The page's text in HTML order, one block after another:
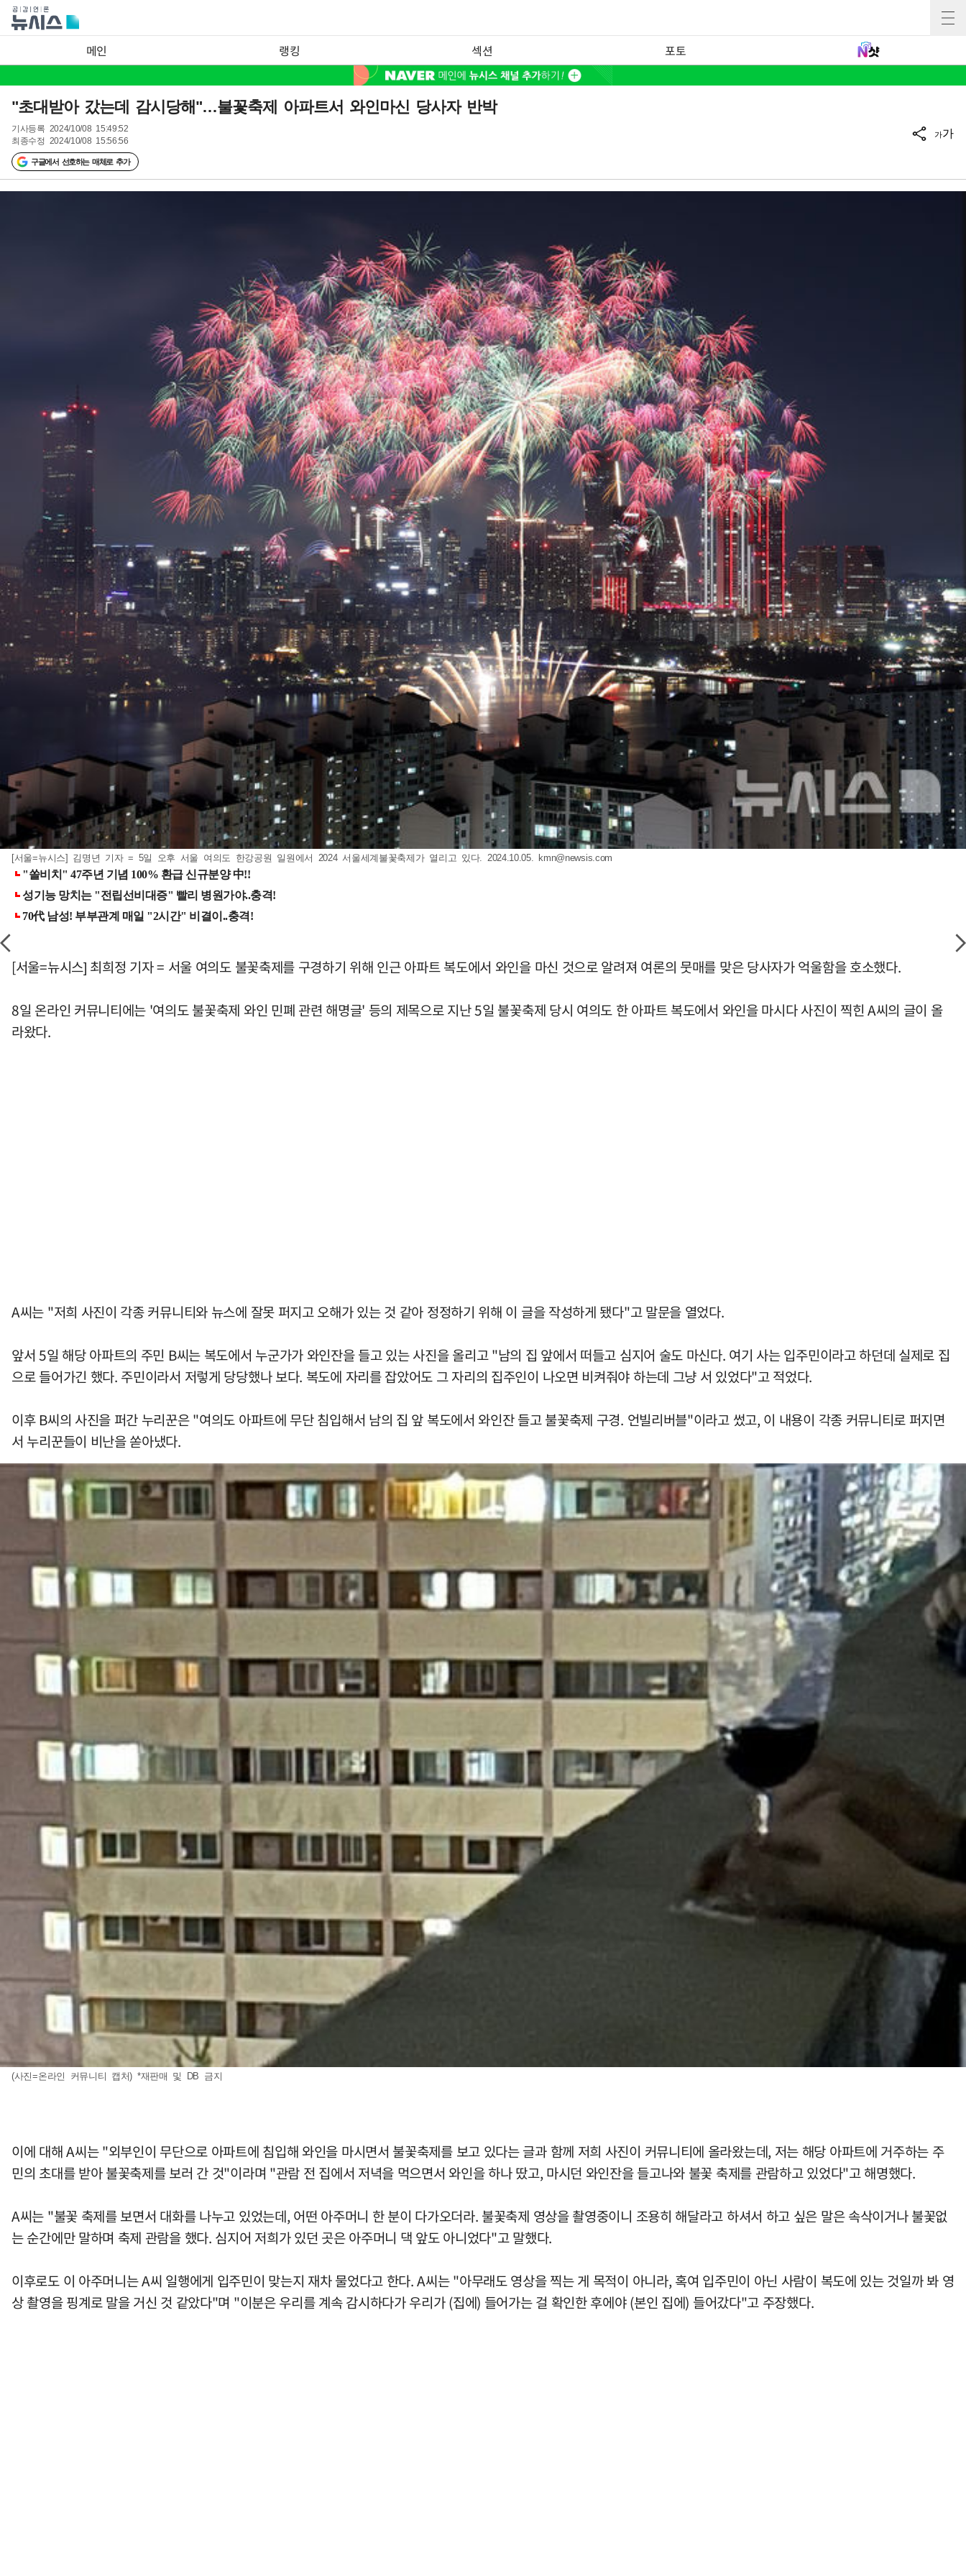
메인 랭킹 섹션 포토
"초대받아 갔는데 감시당해"…불꽃축제 아파트서 와인마신 당사자 반박
기사등록 2024/10/08 15:49:52
최종수정 2024/10/08 15:56:56
구글에서 선호하는 매체로 추가
가가
[서울=뉴시스] 김명년 기자 = 5일 오후 서울 여의도 한강공원 일원에서 2024 서울세계불꽃축제가 열리고 있다. 2024.10.05. kmn@newsis.com
[서울=뉴시스] 최희정 기자 = 서울 여의도 불꽃축제를 구경하기 위해 인근 아파트 복도에서 와인을 마신 것으로 알려져 여론의 뭇매를 맞은 당사자가 억울함을 호소했다.
8일 온라인 커뮤니티에는 '여의도 불꽃축제 와인 민폐 관련 해명글' 등의 제목으로 지난 5일 불꽃축제 당시 여의도 한 아파트 복도에서 와인을 마시다 사진이 찍힌 A씨의 글이 올
라왔다.
A씨는 "저희 사진이 각종 커뮤니티와 뉴스에 잘못 퍼지고 오해가 있는 것 같아 정정하기 위해 이 글을 작성하게 됐다"고 말문을 열었다.
앞서 5일 해당 아파트의 주민 B씨는 복도에서 누군가가 와인잔을 들고 있는 사진을 올리고 "남의 집 앞에서 떠들고 심지어 술도 마신다. 여기 사는 입주민이라고 하던데 실제로 집
으로 들어가긴 했다. 주민이라서 저렇게 당당했나 보다. 복도에 자리를 잡았어도 그 자리의 집주인이 나오면 비켜줘야 하는데 그냥 서 있었다"고 적었다.
이후 B씨의 사진을 퍼간 누리꾼은 "여의도 아파트에 무단 침입해서 남의 집 앞 복도에서 와인잔 들고 불꽃축제 구경. 언빌리버블"이라고 썼고, 이 내용이 각종 커뮤니티로 퍼지면
서 누리꾼들이 비난을 쏟아냈다.
(사진=온라인 커뮤니티 캡처) *재판매 및 DB 금지
이에 대해 A씨는 "외부인이 무단으로 아파트에 침입해 와인을 마시면서 불꽃축제를 보고 있다는 글과 함께 저희 사진이 커뮤니티에 올라왔는데, 저는 해당 아파트에 거주하는 주
민의 초대를 받아 불꽃축제를 보러 간 것"이라며 "관람 전 집에서 저녁을 먹으면서 와인을 하나 땄고, 마시던 와인잔을 들고나와 불꽃 축제를 관람하고 있었다"고 해명했다.
A씨는 "불꽃 축제를 보면서 대화를 나누고 있었는데, 어떤 아주머니 한 분이 다가오더라. 불꽃축제 영상을 촬영중이니 조용히 해달라고 하셔서 하고 싶은 말은 속삭이거나 불꽃없
는 순간에만 말하며 축제 관람을 했다. 심지어 저희가 있던 곳은 아주머니 댁 앞도 아니었다"고 말했다.
이후로도 이 아주머니는 A씨 일행에게 입주민이 맞는지 재차 물었다고 한다. A씨는 "아무래도 영상을 찍는 게 목적이 아니라, 혹여 입주민이 아닌 사람이 복도에 있는 것일까 봐 영
상 촬영을 핑계로 말을 거신 것 같았다"며 "이분은 우리를 계속 감시하다가 우리가 (집에) 들어가는 걸 확인한 후에야 (본인 집에) 들어갔다"고 주장했다.